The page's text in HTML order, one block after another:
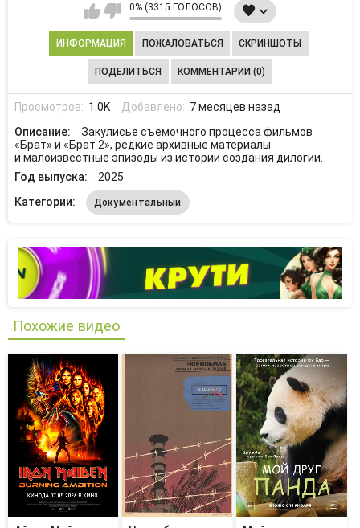
0% (3315 ГОЛОСОВ)
ИНФОРМАЦИЯ ПОЖАЛОВАТЬСЯ СКРИНШОТЫ
ПОДЕЛИТЬСЯ КОММЕНТАРИИ (0)
Просмотров: 1.0K Добавлено: 7 месяцев назад
Описание:
Закулисье съемочного процесса фильмов
«Брат» и «Брат 2», редкие архивные материалы
и малоизвестные эпизоды из истории создания дилогии.
Год выпуска:
2025
Категории:
Документальный
Похожие видео